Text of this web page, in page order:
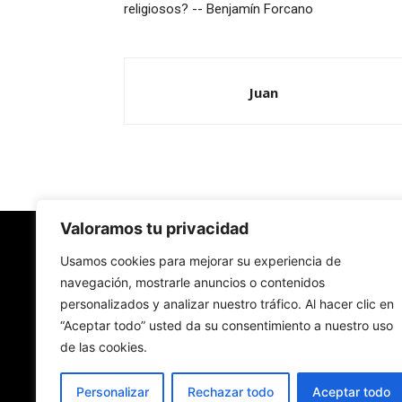
Valoramos tu privacidad
Usamos cookies para mejorar su experiencia de
navegación, mostrarle anuncios o contenidos
personalizados y analizar nuestro tráfico. Al hacer clic en
“Aceptar todo” usted da su consentimiento a nuestro uso
de las cookies.
Personalizar Rechazar todo Aceptar todo
religiosos? -- Benjamín Forcano
Juan
Redes Cristianas
Una mirada alternativa sobre la Iglesia católica
- Colectivos de Redes Cristianas